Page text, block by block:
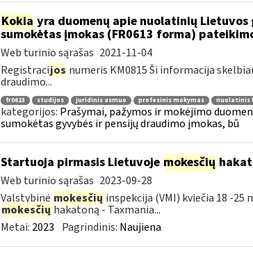
Kokia yra duomenų apie nuolatinių
sumokėtas įmokas (FR0613 forma)
Web turinio sąrašas 2021-11-04
Registracijos numeris KM0815 Ši informacija
draudimo...
fr0613 studijos juridinis asmuo profesinis mokymas nuolatinis
kategorijos: Prašymai, pažymos ir mokėjimo
sumokėtas gyvybės ir pensijų draudimo įmokas, bū
Startuoja pirmasis Lietuvoje mokesčių
Web turinio sąrašas 2023-09-28
Valstybinė mokesčių inspekcija (VMI) kviečia 18 -
mokesčių hakatoną - Taxmania...
Metai: 2023 Pagrindinis: Naujiena